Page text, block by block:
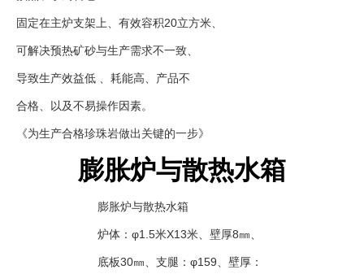
固定在主炉支架上、有效容积20立方米、
可解决预热矿砂与生产需求不一致、
导致生产效益低 、耗能高、产品不
合格、以及不易操作因素。
《为生产合格珍珠岩做出关键的一步》
膨胀炉与散热水箱
膨胀炉与散热水箱
炉体：φ1.5米X13米、壁厚8㎜、
底板30㎜、支腿：φ159、壁厚：